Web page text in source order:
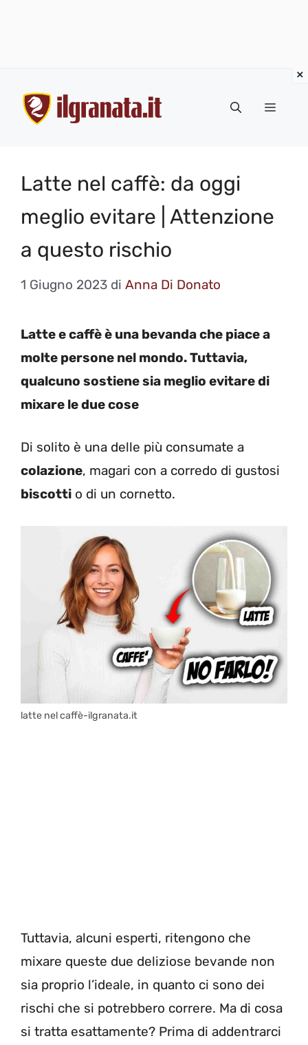
contenuto
Menu
Latte nel caffè: da oggi
meglio evitare | Attenzione
a questo rischio
1 Giugno 2023 di Anna Di Donato
Latte e caffè è una bevanda che piace a
molte persone nel mondo. Tuttavia,
qualcuno sostiene sia meglio evitare di
mixare le due cose
Di solito è una delle più consumate a
colazione, magari con a corredo di gustosi
biscotti o di un cornetto.
latte nel caffè-ilgranata.it
Tuttavia, alcuni esperti, ritengono che
mixare queste due deliziose bevande non
sia proprio l’ideale, in quanto ci sono dei
rischi che si potrebbero correre. Ma di cosa
si tratta esattamente? Prima di addentrarci